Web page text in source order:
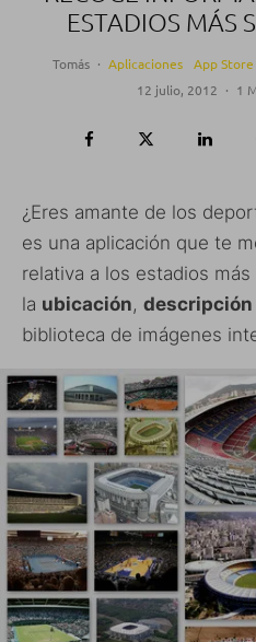
ESTADIOS MÁS
Tomás · Aplicaciones App Store
12 julio, 2012 · 1
¿Eres amante de los
es una aplicación que te
relativa a los estadios
la ubicación, descripción
biblioteca de imágenes